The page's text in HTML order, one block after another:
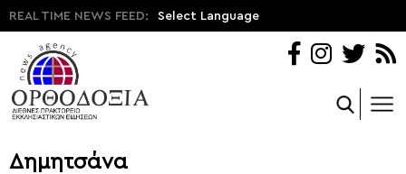
REAL TIME NEWS FEED: Select Language
Δημητσάνα